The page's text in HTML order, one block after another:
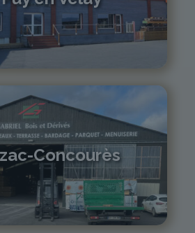
04 71 01 13 30
sa.fr
Concourès
05 81 55 83 89
sa.fr